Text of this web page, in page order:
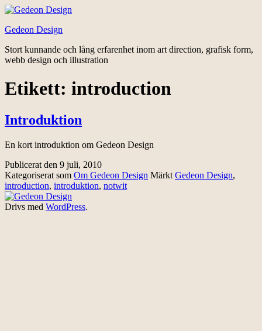
Hoppa
innehåll
Gedeon Design
Stort kunnande och lång erfarenhet inom art direction, grafisk form,
webb design och illustration
Etikett: introduction
Introduktion
En kort introduktion om Gedeon Design
Publicerat den 9 juli, 2010
Kategoriserat som Om Gedeon Design Märkt Gedeon Design,
introduction, introduktion, notwit
Drivs med WordPress.